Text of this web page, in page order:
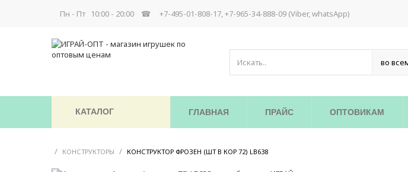
Пн - Пт 10:00 - 20:00 ☎ +7-495-01-808-17, +7-965-34-888-09 (Viber, whatsApp)
КАТАЛОГ ГЛАВНАЯ ПРАЙС ОПТОВИКАМ
/ КОНСТРУКТОРЫ / КОНСТРУКТОР ФРОЗЕН (ШТ В КОР 72) LB638